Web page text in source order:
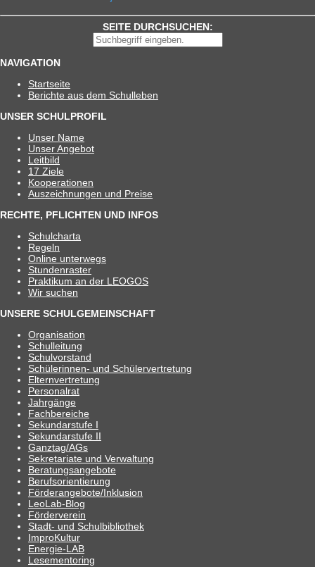
SEITE DURCHSUCHEN:
NAVIGATION
Start­seite
Berichte aus dem Schulleben
UNSER SCHULPROFIL
Unser Name
Unser Ange­bot
Leit­bild
17 Ziele
Koope­ra­tio­nen
Aus­zeich­nun­gen und Preise
RECHTE, PFLICHTEN UND INFOS
Schul­charta
Regeln
Online unter­wegs
Stun­den­ras­ter
Prak­ti­kum an der LEOGOS
Wir suchen
UNSERE SCHULGEMEINSCHAFT
Orga­ni­sa­tion
Schul­lei­tung
Schul­vor­stand
Schü­le­rin­nen- und Schülervertretung
Eltern­ver­tre­tung
Per­so­nal­rat
Jahr­gänge
Fach­be­rei­che
Sekun­dar­stufe I
Sekun­dar­stufe II
Ganztag/​​AGs
Sekre­ta­riate und Verwaltung
Bera­tungs­an­ge­bote
Berufs­ori­en­tie­rung
Förderangebote/​​Inklusion
Leo­Lab-Blog
För­der­ver­ein
Stadt- und Schulbibliothek
Impro­Kul­tur
Ener­­gie-LAB
Lese­men­to­ring